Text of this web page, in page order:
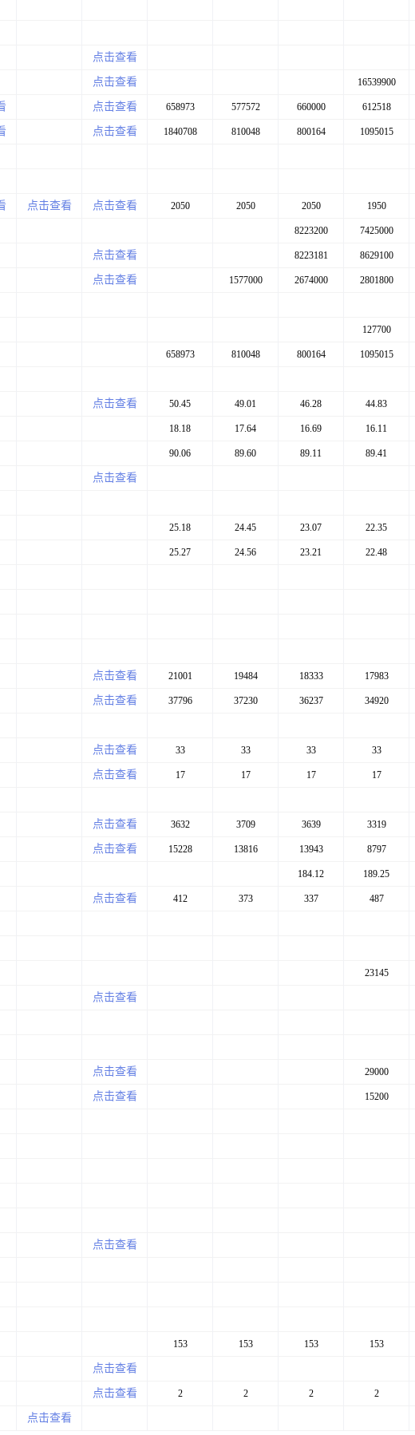
点击查看
点击查看 16539900
点击查看 658973 577572 660000 612518
点击查看 1840708 810048 800164 1095015
点击查看 点击查看 2050 2050 2050 1950
8223200 7425000
点击查看 8223181 8629100
点击查看 1577000 2674000 2801800
127700
658973 810048 800164 1095015
点击查看 50.45 49.01 46.28 44.83
18.18 17.64 16.69 16.11
90.06 89.60 89.11 89.41
点击查看
25.18 24.45 23.07 22.35
25.27 24.56 23.21 22.48
点击查看 21001 19484 18333 17983
点击查看 37796 37230 36237 34920
点击查看 33 33 33 33
点击查看 17 17 17 17
点击查看 3632 3709 3639 3319
点击查看 15228 13816 13943 8797
184.12 189.25
点击查看 412 373 337 487
23145
点击查看
点击查看 29000
点击查看 15200
点击查看
153 153 153 153
点击查看
点击查看 2 2 2 2
点击查看